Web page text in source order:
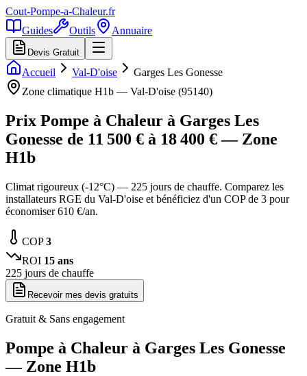
Cout-Pompe-a-Chaleur.fr
Guides
Outils Annuaire
Devis Gratuit
Accueil Val-D'oise
Garges Les Gonesse
Zone climatique H1b — Val-D'oise (95140)
Prix Pompe à Chaleur à Garges Les
Gonesse de 11 500 € à 18 400 € — Zone
H1b
Climat rigoureux (-12°C) — 225 jours de chauffe. Comparez les
installateurs RGE du Val-D'oise et bénéficiez d'un COP de 3 pour
économiser 610 €/an.
COP3
ROI 15 ans
225 jours de chauffe
Recevoir mes devis gratuits
Gratuit & Sans engagement
Pompe à Chaleur à Garges Les Gonesse
— Zone H1b